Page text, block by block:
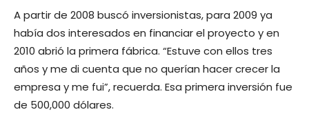
A partir de 2008 buscó inversionistas, para 2009 ya
había dos interesados en finan­ciar el proyecto y en
2010 abrió la primera fábrica. “Estuve con ellos tres
años y me di cuenta que no querían hacer crecer la
empresa y me fui”, recuerda. Esa primera inversión fue
de 500,000 dólares.